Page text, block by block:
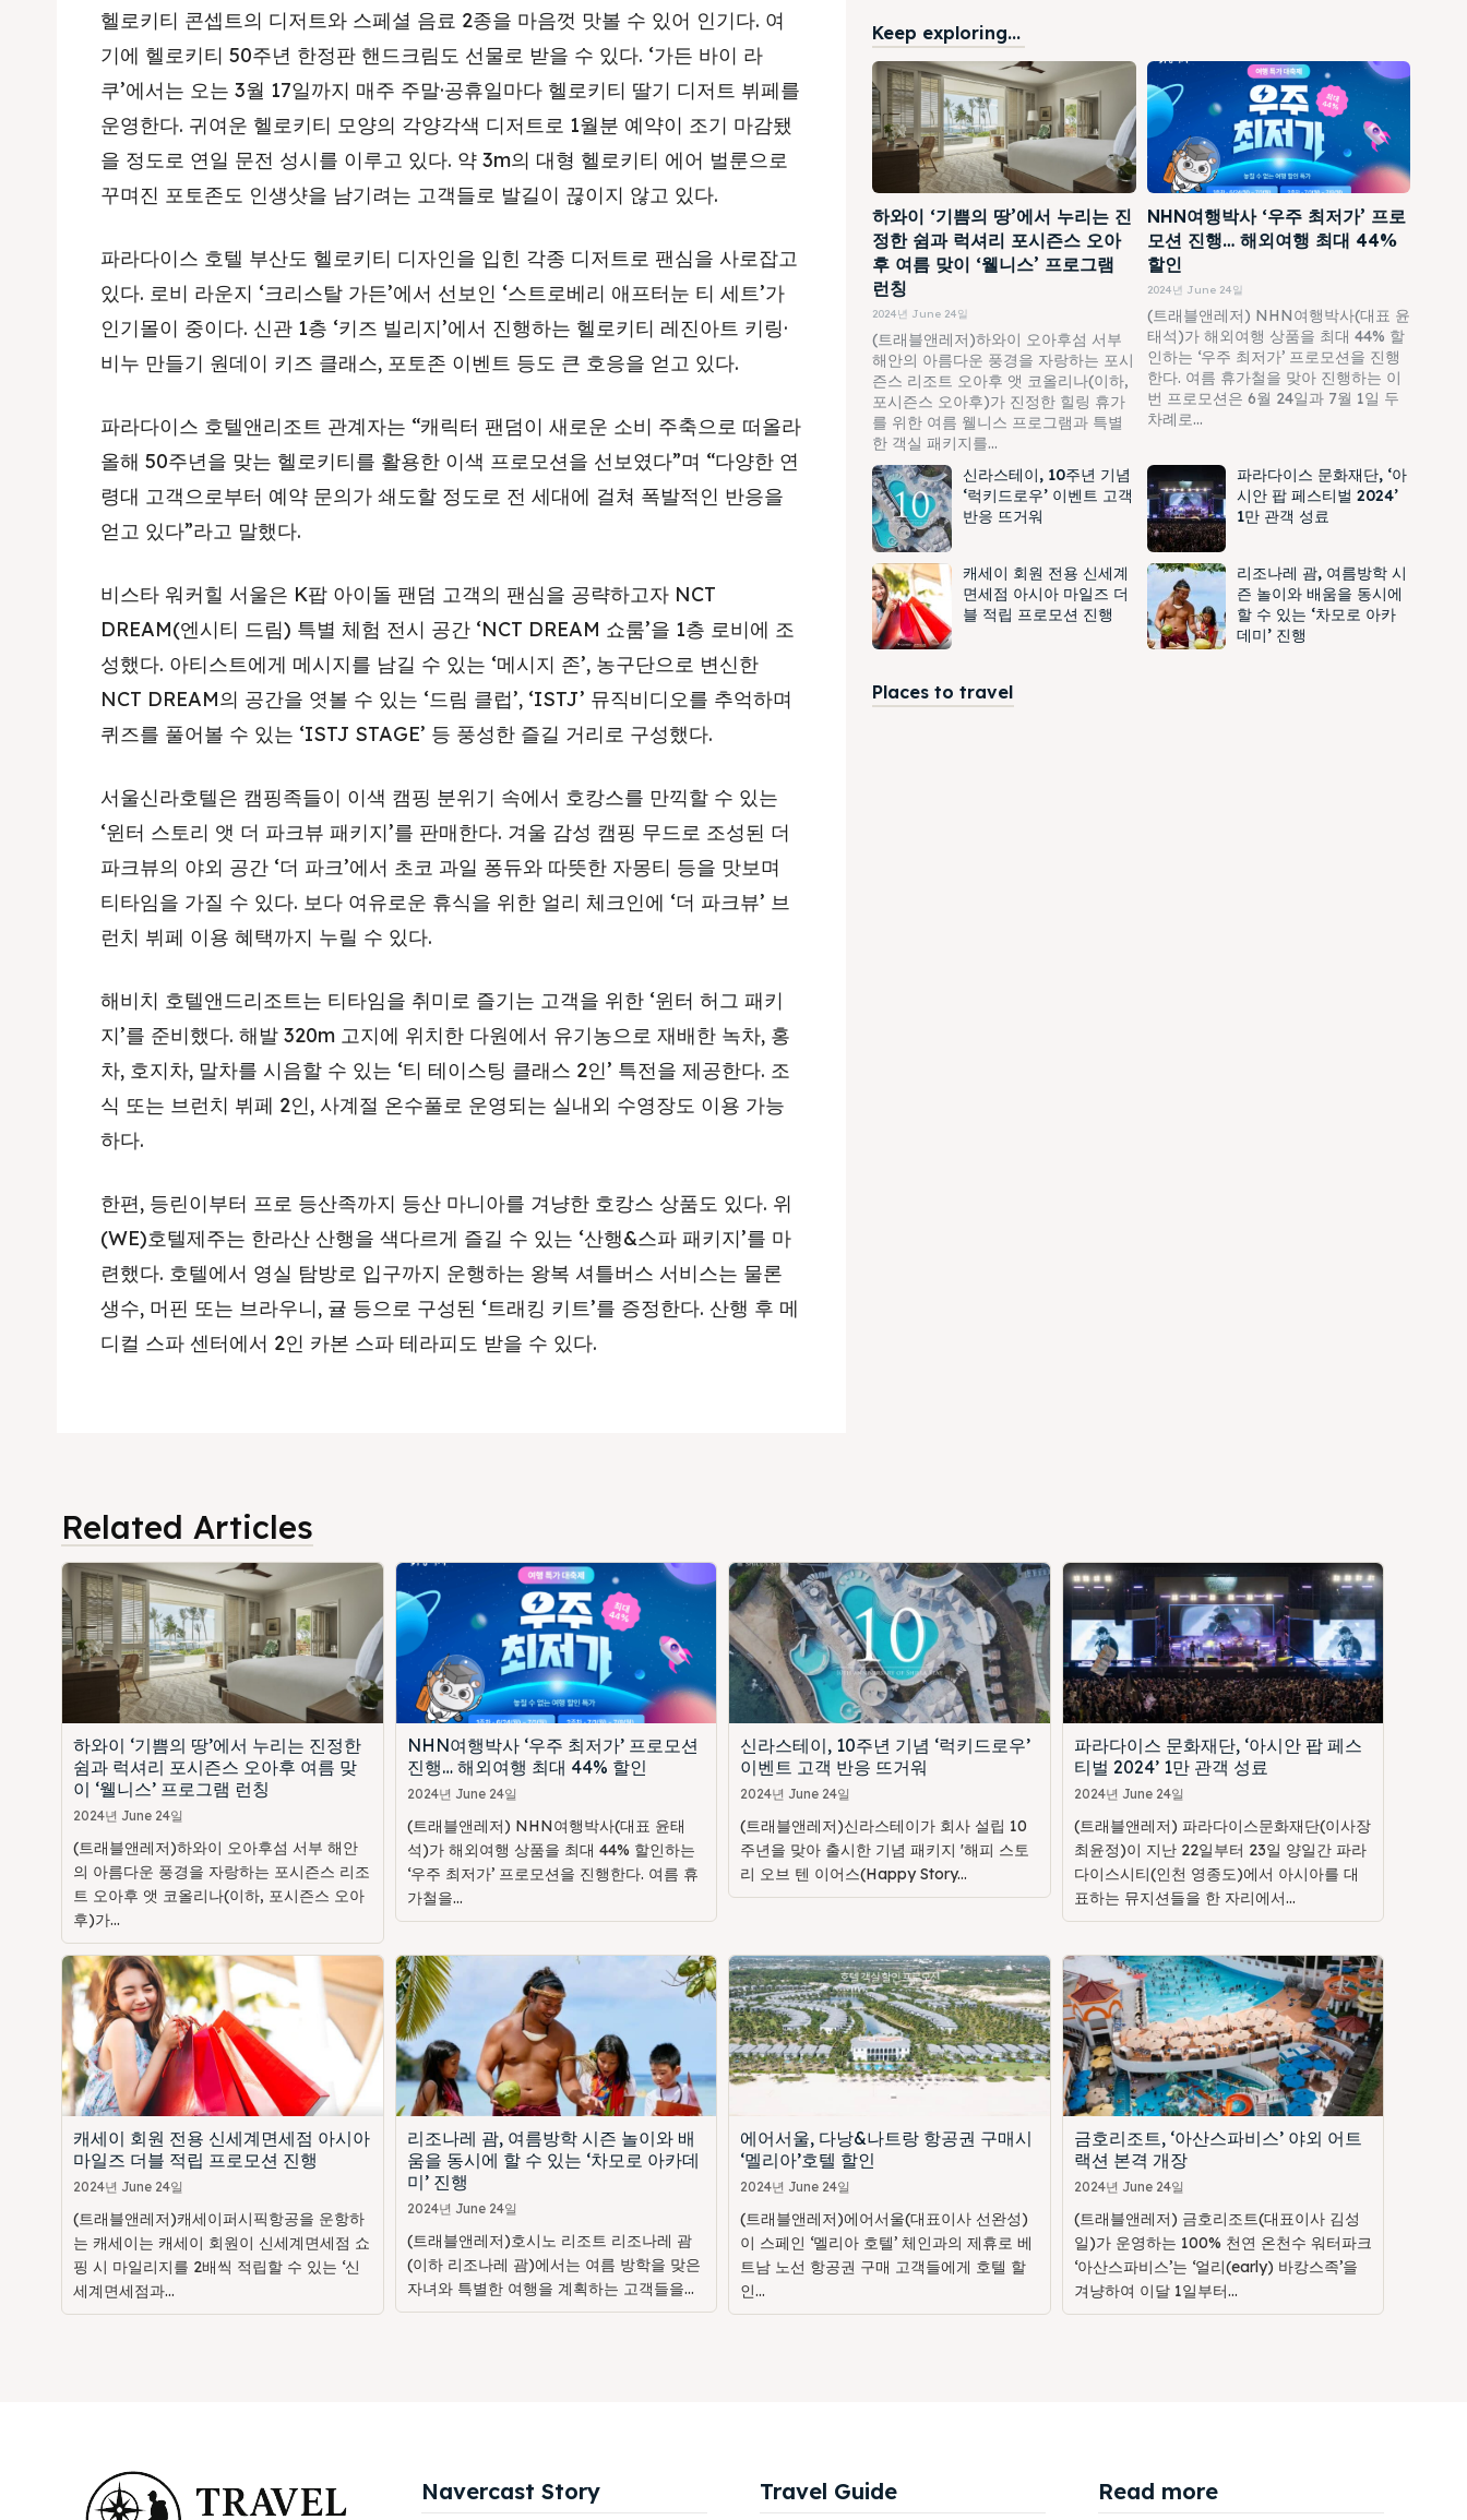
헬로키티 콘셉트의 디저트와 스페셜 음료 2종을 마음껏 맛볼 수 있어 인기다. 여
기에 헬로키티 50주년 한정판 핸드크림도 선물로 받을 수 있다. ‘가든 바이 라
쿠’에서는 오는 3월 17일까지 매주 주말·공휴일마다 헬로키티 딸기 디저트 뷔페를
운영한다. 귀여운 헬로키티 모양의 각양각색 디저트로 1월분 예약이 조기 마감됐
을 정도로 연일 문전 성시를 이루고 있다. 약 3m의 대형 헬로키티 에어 벌룬으로
꾸며진 포토존도 인생샷을 남기려는 고객들로 발길이 끊이지 않고 있다.
파라다이스 호텔 부산도 헬로키티 디자인을 입힌 각종 디저트로 팬심을 사로잡고
있다. 로비 라운지 ‘크리스탈 가든’에서 선보인 ‘스트로베리 애프터눈 티 세트’가
인기몰이 중이다. 신관 1층 ‘키즈 빌리지’에서 진행하는 헬로키티 레진아트 키링·
비누 만들기 원데이 키즈 클래스, 포토존 이벤트 등도 큰 호응을 얻고 있다.
파라다이스 호텔앤리조트 관계자는 “캐릭터 팬덤이 새로운 소비 주축으로 떠올라
올해 50주년을 맞는 헬로키티를 활용한 이색 프로모션을 선보였다”며 “다양한 연
령대 고객으로부터 예약 문의가 쇄도할 정도로 전 세대에 걸쳐 폭발적인 반응을
얻고 있다”라고 말했다.
비스타 워커힐 서울은 K팝 아이돌 팬덤 고객의 팬심을 공략하고자 NCT
DREAM(엔시티 드림) 특별 체험 전시 공간 ‘NCT DREAM 쇼룸’을 1층 로비에 조
성했다. 아티스트에게 메시지를 남길 수 있는 ‘메시지 존’, 농구단으로 변신한
NCT DREAM의 공간을 엿볼 수 있는 ‘드림 클럽’, ‘ISTJ’ 뮤직비디오를 추억하며
퀴즈를 풀어볼 수 있는 ‘ISTJ STAGE’ 등 풍성한 즐길 거리로 구성했다.
서울신라호텔은 캠핑족들이 이색 캠핑 분위기 속에서 호캉스를 만끽할 수 있는
‘윈터 스토리 앳 더 파크뷰 패키지’를 판매한다. 겨울 감성 캠핑 무드로 조성된 더
파크뷰의 야외 공간 ‘더 파크’에서 초코 과일 퐁듀와 따뜻한 자몽티 등을 맛보며
티타임을 가질 수 있다. 보다 여유로운 휴식을 위한 얼리 체크인에 ‘더 파크뷰’ 브
런치 뷔페 이용 혜택까지 누릴 수 있다.
해비치 호텔앤드리조트는 티타임을 취미로 즐기는 고객을 위한 ‘윈터 허그 패키
지’를 준비했다. 해발 320m 고지에 위치한 다원에서 유기농으로 재배한 녹차, 홍
차, 호지차, 말차를 시음할 수 있는 ‘티 테이스팅 클래스 2인’ 특전을 제공한다. 조
식 또는 브런치 뷔페 2인, 사계절 온수풀로 운영되는 실내외 수영장도 이용 가능
하다.
한편, 등린이부터 프로 등산족까지 등산 마니아를 겨냥한 호캉스 상품도 있다. 위
(WE)호텔제주는 한라산 산행을 색다르게 즐길 수 있는 ‘산행&스파 패키지’를 마
련했다. 호텔에서 영실 탐방로 입구까지 운행하는 왕복 셔틀버스 서비스는 물론
생수, 머핀 또는 브라우니, 귤 등으로 구성된 ‘트래킹 키트’를 증정한다. 산행 후 메
디컬 스파 센터에서 2인 카본 스파 테라피도 받을 수 있다.
Keep exploring...
하와이 ‘기쁨의 땅’에서 누리는 진
정한 쉼과 럭셔리 포시즌스 오아
후 여름 맞이 ‘웰니스’ 프로그램
런칭
2024년 June 24일
(트래블앤레저)하와이 오아후섬 서부
해안의 아름다운 풍경을 자랑하는 포시
즌스 리조트 오아후 앳 코올리나(이하,
포시즌스 오아후)가 진정한 힐링 휴가
를 위한 여름 웰니스 프로그램과 특별
한 객실 패키지를...
NHN여행박사 ‘우주 최저가’ 프로
모션 진행… 해외여행 최대 44%
할인
2024년 June 24일
(트래블앤레저) NHN여행박사(대표 윤
태석)가 해외여행 상품을 최대 44% 할
인하는 ‘우주 최저가’ 프로모션을 진행
한다. 여름 휴가철을 맞아 진행하는 이
번 프로모션은 6월 24일과 7월 1일 두
차례로...
신라스테이, 10주년 기념
‘럭키드로우’ 이벤트 고객
반응 뜨거워
파라다이스 문화재단, ‘아
시안 팝 페스티벌 2024’
1만 관객 성료
캐세이 회원 전용 신세계
면세점 아시아 마일즈 더
블 적립 프로모션 진행
리조나레 괌, 여름방학 시
즌 놀이와 배움을 동시에
할 수 있는 ‘차모로 아카
데미’ 진행
Places to travel
Related Articles
하와이 ‘기쁨의 땅’에서 누리는 진정한
쉼과 럭셔리 포시즌스 오아후 여름 맞
이 ‘웰니스’ 프로그램 런칭
2024년 June 24일
(트래블앤레저)하와이 오아후섬 서부 해안
의 아름다운 풍경을 자랑하는 포시즌스 리조
트 오아후 앳 코올리나(이하, 포시즌스 오아
후)가...
NHN여행박사 ‘우주 최저가’ 프로모션
진행… 해외여행 최대 44% 할인
2024년 June 24일
(트래블앤레저) NHN여행박사(대표 윤태
석)가 해외여행 상품을 최대 44% 할인하는
‘우주 최저가’ 프로모션을 진행한다. 여름 휴
가철을...
신라스테이, 10주년 기념 ‘럭키드로우’
이벤트 고객 반응 뜨거워
2024년 June 24일
(트래블앤레저)신라스테이가 회사 설립 10
주년을 맞아 출시한 기념 패키지 '해피 스토
리 오브 텐 이어스(Happy Story...
파라다이스 문화재단, ‘아시안 팝 페스
티벌 2024’ 1만 관객 성료
2024년 June 24일
(트래블앤레저) 파라다이스문화재단(이사장
최윤정)이 지난 22일부터 23일 양일간 파라
다이스시티(인천 영종도)에서 아시아를 대
표하는 뮤지션들을 한 자리에서...
캐세이 회원 전용 신세계면세점 아시아
마일즈 더블 적립 프로모션 진행
2024년 June 24일
(트래블앤레저)캐세이퍼시픽항공을 운항하
는 캐세이는 캐세이 회원이 신세계면세점 쇼
핑 시 마일리지를 2배씩 적립할 수 있는 ‘신
세계면세점과...
리조나레 괌, 여름방학 시즌 놀이와 배
움을 동시에 할 수 있는 ‘차모로 아카데
미’ 진행
2024년 June 24일
(트래블앤레저)호시노 리조트 리조나레 괌
(이하 리조나레 괌)에서는 여름 방학을 맞은
자녀와 특별한 여행을 계획하는 고객들을...
에어서울, 다낭&나트랑 항공권 구매시
‘멜리아’호텔 할인
2024년 June 24일
(트래블앤레저)에어서울(대표이사 선완성)
이 스페인 ‘멜리아 호텔’ 체인과의 제휴로 베
트남 노선 항공권 구매 고객들에게 호텔 할
인...
금호리조트, ‘아산스파비스’ 야외 어트
랙션 본격 개장
2024년 June 24일
(트래블앤레저) 금호리조트(대표이사 김성
일)가 운영하는 100% 천연 온천수 워터파크
‘아산스파비스’는 ‘얼리(early) 바캉스족’을
겨냥하여 이달 1일부터...
Navercast Story Travel Guide Read more